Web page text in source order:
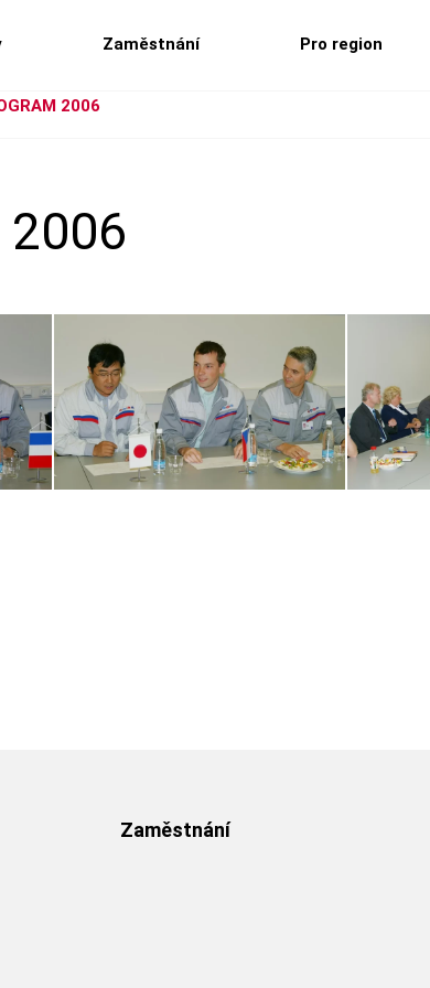
Zaměstnání Pro region
2006
2006
Zaměstnání